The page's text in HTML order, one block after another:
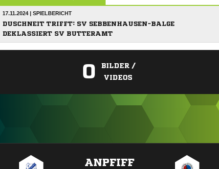
17.11.2024 | SPIELBERICHT
DUSCHNEIT TRIFFT: SV SEBBENHAUSEN-BALGE
DEKLASSIERT SV BUTTERAMT
0
BILDER /
VIDEOS
ANPFIFF